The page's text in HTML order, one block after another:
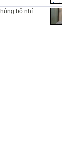
bố nhí